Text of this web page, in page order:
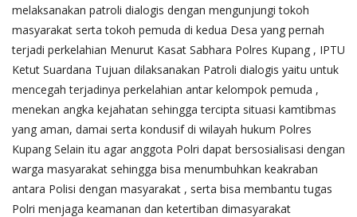
melaksanakan patroli dialogis dengan mengunjungi tokoh
masyarakat serta tokoh pemuda di kedua Desa yang pernah
terjadi perkelahian Menurut Kasat Sabhara Polres Kupang , IPTU
Ketut Suardana Tujuan dilaksanakan Patroli dialogis yaitu untuk
mencegah terjadinya perkelahian antar kelompok pemuda ,
menekan angka kejahatan sehingga tercipta situasi kamtibmas
yang aman, damai serta kondusif di wilayah hukum Polres
Kupang Selain itu agar anggota Polri dapat bersosialisasi dengan
warga masyarakat sehingga bisa menumbuhkan keakraban
antara Polisi dengan masyarakat , serta bisa membantu tugas
Polri menjaga keamanan dan ketertiban dimasyarakat